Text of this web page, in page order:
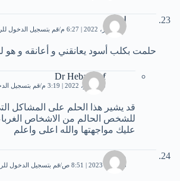
لبنى
27 أكتوبر، 2022 | 6:27 م قم بتسجيل الدخول
حلمت بكلب أسود يعانقني و أعانقه و هو
Dr Heba Atef
5 نوفمبر، 2022 | 3:19 م قم بتسجيل
قد يشير هذا الحلم على المشاكل
للشخص الحالم من الاشخاص
عليك مواجهتها والله اعلى واعلم
ملاك
13 يناير، 2023 | 8:51 ص قم بتسجيل الدخول